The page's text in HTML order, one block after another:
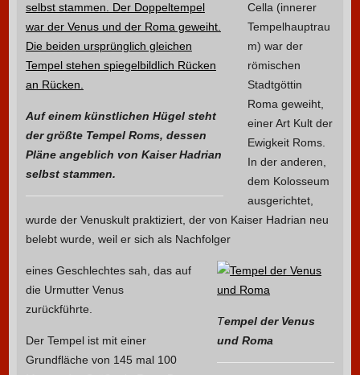
Auf einem künstlichen Hügel steht
der größte Tempel Roms, dessen
Pläne angeblich von Kaiser Hadrian
selbst stammen.
Cella (innerer
Tempelhauptrau
m) war der
römischen
Stadtgöttin
Roma geweiht,
einer Art Kult der
Ewigkeit Roms.
In der anderen,
dem Kolosseum
ausgerichtet,
wurde der Venuskult praktiziert, der von Kaiser Hadrian neu
belebt wurde, weil er sich als Nachfolger
Tempel der Venus
und Roma
eines Geschlechtes sah, das auf
die Urmutter Venus
zurückführte.
Der Tempel ist mit einer
Grundfläche von 145 mal 100